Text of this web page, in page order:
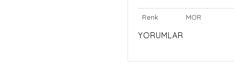
Renk MOR
YORUMLAR